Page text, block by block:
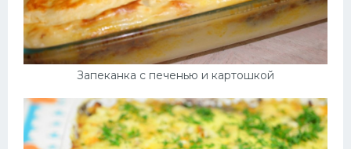
Запеканка с печенью и картошкой